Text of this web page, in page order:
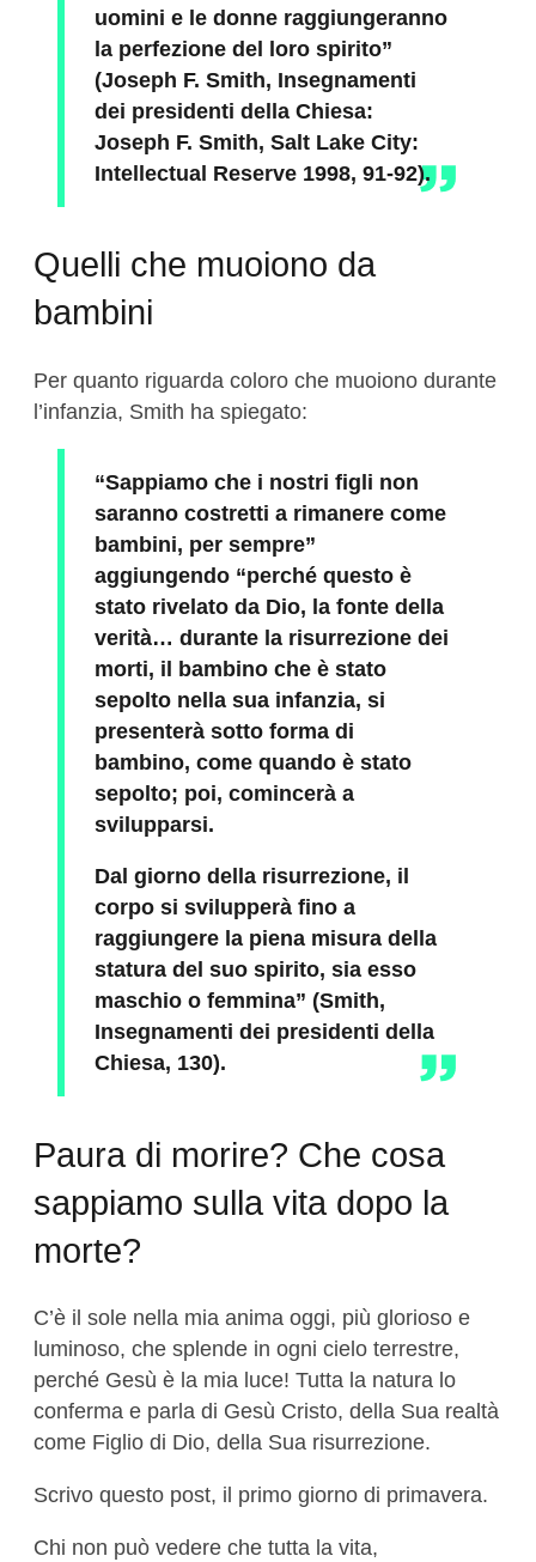
uomini e le donne raggiungeranno
la perfezione del loro spirito”
(Joseph F. Smith, Insegnamenti
dei presidenti della Chiesa:
Joseph F. Smith, Salt Lake City:
Intellectual Reserve 1998, 91-92).
Quelli che muoiono da
bambini
Per quanto riguarda coloro che muoiono durante
l’infanzia, Smith ha spiegato:
“Sappiamo che i nostri figli non
saranno costretti a rimanere come
bambini, per sempre”
aggiungendo “perché questo è
stato rivelato da Dio, la fonte della
verità… durante la risurrezione dei
morti, il bambino che è stato
sepolto nella sua infanzia, si
presenterà sotto forma di
bambino, come quando è stato
sepolto; poi, comincerà a
svilupparsi.
Dal giorno della risurrezione, il
corpo si svilupperà fino a
raggiungere la piena misura della
statura del suo spirito, sia esso
maschio o femmina” (Smith,
Insegnamenti dei presidenti della
Chiesa, 130).
Paura di morire? Che cosa
sappiamo sulla vita dopo la
morte?
C’è il sole nella mia anima oggi, più glorioso e
luminoso, che splende in ogni cielo terrestre,
perché Gesù è la mia luce! Tutta la natura lo
conferma e parla di Gesù Cristo, della Sua realtà
come Figlio di Dio, della Sua risurrezione.
Scrivo questo post, il primo giorno di primavera.
Chi non può vedere che tutta la vita,